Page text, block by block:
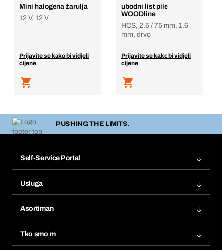
Mini halogena žarulja
12 V, 12 V
Prijavite se kako bi vidjeli
cijene
ubodni list pile
WOODline
HCS, 2.5 / 75 mm, 1.6
mm, drvo
Prijavite se kako bi vidjeli
cijene
PUSHING THE LIMITS.
Self-Service Portal
Popisi želja
Ponovno naručivanje
Pretplate
Usluga
Tražitelji proizvoda
Asortiman
Tko smo mi